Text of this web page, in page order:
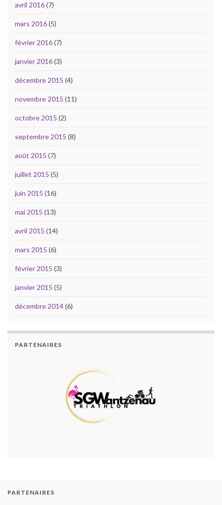
avril 2016(7)
mars 2016(5)
février 2016(7)
janvier 2016(3)
décembre 2015 (4)
novembre 2015 (11)
octobre 2015 (2)
septembre 2015 (8)
août 2015 (7)
juillet 2015 (5)
juin 2015 (16)
mai 2015 (13)
avril 2015 (14)
mars 2015 (6)
février 2015 (3)
janvier 2015 (5)
décembre 2014(6)
PARTENAIRES